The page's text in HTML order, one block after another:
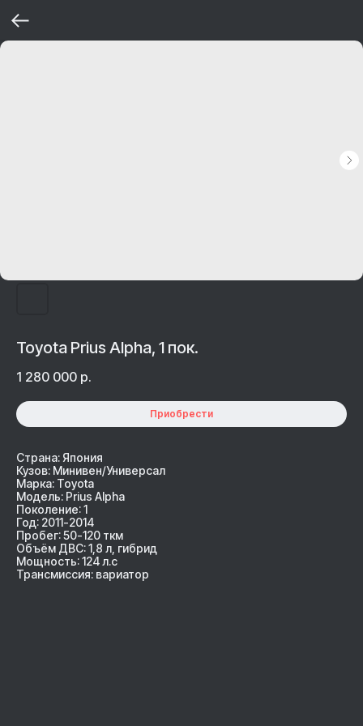
Toyota Prius Alpha, 1 пок.
1 280 000 р.
Приобрести
Страна: Япония
Кузов: Минивен/Универсал
Марка: Toyota
Модель: Prius Alpha
Поколение: 1
Год: 2011-2014
Пробег: 50-120 ткм
Объём ДВС: 1,8 л, гибрид
Мощность: 124 л.с
Трансмиссия: вариатор